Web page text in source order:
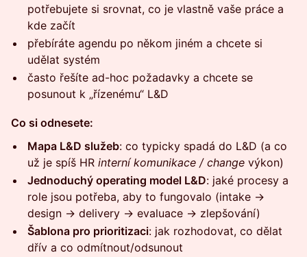
potřebujete si srovnat, co je vlastně vaše práce a
kde začít
přebíráte agendu po někom jiném a chcete si
udělat systém
často řešíte ad-hoc požadavky a chcete se
posunout k „řízenému“ L&D
Co si odnesete:
Mapa L&D služeb: co typicky spadá do L&D (a co
už je spíš HR interní komunikace / change výkon)
Jednoduchý operating model L&D: jaké procesy a
role jsou potřeba, aby to fungovalo (intake →
design → delivery → evaluace → zlepšování)
Šablona pro prioritizaci: jak rozhodovat, co dělat
dřív a co odmítnout/odsunout